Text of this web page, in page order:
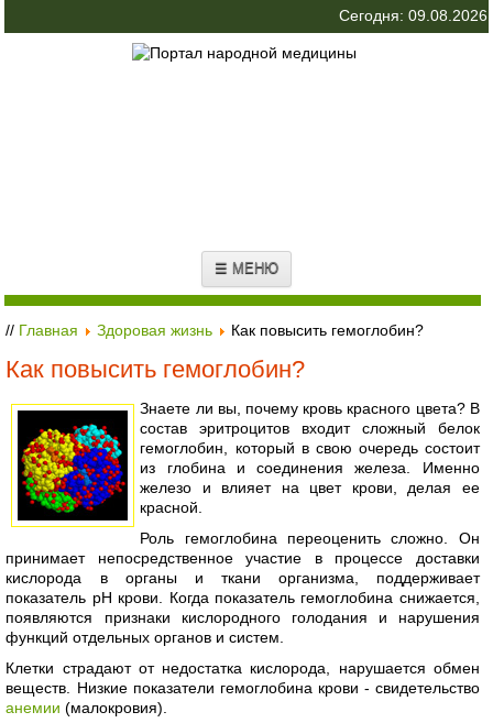
Сегодня: 09.08.2026
☰ МЕНЮ
// Главная Здоровая жизнь Как повысить гемоглобин?
Как повысить гемоглобин?
Знаете ли вы, почему кровь красного цвета? В
состав эритроцитов входит сложный белок
гемоглобин, который в свою очередь состоит
из глобина и соединения железа. Именно
железо и влияет на цвет крови, делая ее
красной.
Роль гемоглобина переоценить сложно. Он
принимает непосредственное участие в процессе доставки
кислорода в органы и ткани организма, поддерживает
показатель pH крови. Когда показатель гемоглобина снижается,
появляются признаки кислородного голодания и нарушения
функций отдельных органов и систем.
Клетки страдают от недостатка кислорода, нарушается обмен
веществ. Низкие показатели гемоглобина крови - свидетельство
анемии (малокровия).